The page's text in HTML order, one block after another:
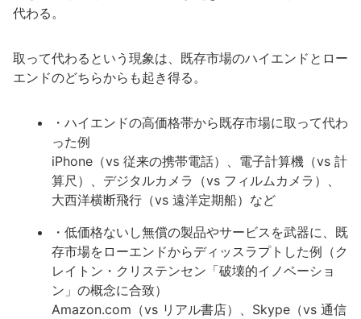
代わる。
取って代わるという現象は、既存市場のハイエンドとロー
エンドのどちらからも起き得る。
・ハイエンドの高価格帯から既存市場に取って代わ
った例
iPhone（vs 従来の携帯電話）、電子計算機（vs 計
算尺）、デジタルカメラ（vs フィルムカメラ）、
大西洋横断飛行（vs 遠洋定期船）など
・低価格ないし無償の製品やサービスを武器に、既
存市場をローエンドからディッスラプトした例（ク
レイトン・クリステンセン「破壊的イノベーショ
ン」の概念に合致）
Amazon.com（vs リアル書店）、Skype（vs 通信